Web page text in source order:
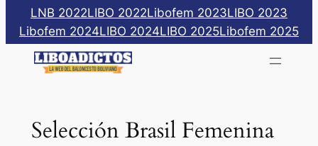
Saltar
contenido
LNB 2022LIBO 2022Libofem 2023LIBO 2023
Libofem 2024LIBO 2024LIBO 2025Libofem 2025
Selección Brasil Femenina